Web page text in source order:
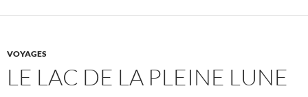
VOYAGES
LE LAC DE LA PLEINE LUNE